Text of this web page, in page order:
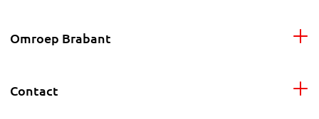
Omroep Brabant
Contact